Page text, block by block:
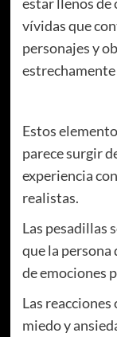
vívidas que
personajes y
Estos
parece surgir
experiencia
realistas.
Las pesadillas
que la persona
de emociones
Las
miedo y